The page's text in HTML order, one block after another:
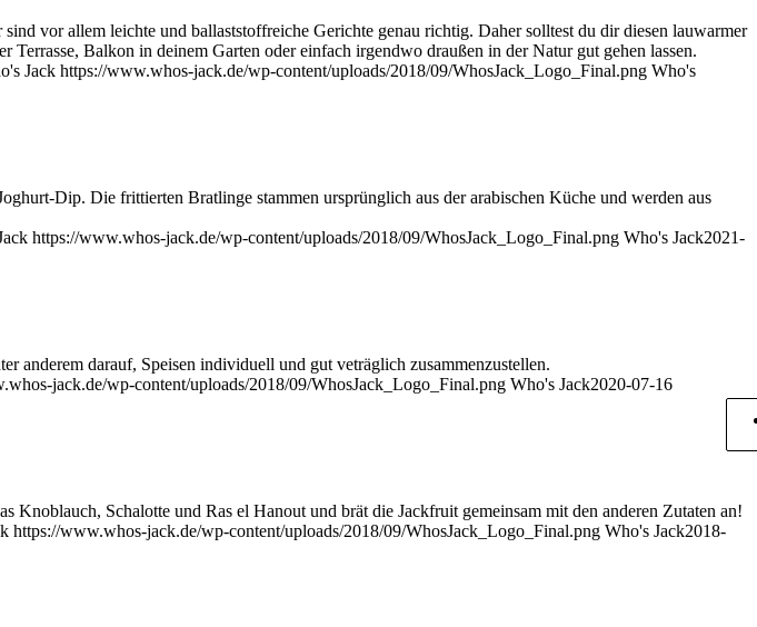
vor allem leichte und ballaststoffreiche Gerichte genau richtig. Daher solltest du dir diesen lauwarmer
Balkon in deinem Garten oder einfach irgendwo draußen in der Natur gut gehen lassen.
Jack https://www.whos-jack.de/wp-content/uploads/2018/09/WhosJack_Logo_Final.png Who's
Dip. Die frittierten Bratlinge stammen ursprünglich aus der arabischen Küche und werden aus
https://www.whos-jack.de/wp-content/uploads/2018/09/WhosJack_Logo_Final.png Who's Jack2021-
anderem darauf, Speisen individuell und gut veträglich zusammenzustellen.
jack.de/wp-content/uploads/2018/09/WhosJack_Logo_Final.png Who's Jack2020-07-16
Schalotte und Ras el Hanout und brät die Jackfruit gemeinsam mit den anderen Zutaten an!
https://www.whos-jack.de/wp-content/uploads/2018/09/WhosJack_Logo_Final.png Who's Jack2018-